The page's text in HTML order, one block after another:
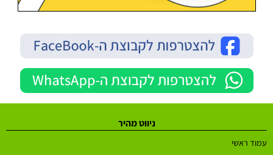
ניווט מהיר
עמוד ראשי